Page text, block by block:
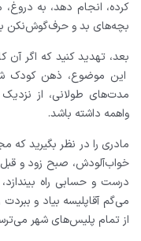
کرده، انجام دهد، به
بچه‌های بد و حرف‌گوش‌نکن
بعد، تهدید کنید که اگر آن
این موضوع، ذهن کودک
مدت‌های طولانی، از
واهمه داشته باشد.
مادری را در نظر بگیرید که
خواب‌آلودش، صبح زود و قبل
درست و حسابی راه
می‌گم آقاپلیسه بیاد و
از تمام پلیس‌های شهر